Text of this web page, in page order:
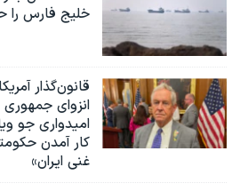
خلیج فارس را
قانون‌گذار
انزوای جمهوری
امیدواری جو
کار آمدن
غنی ایران»